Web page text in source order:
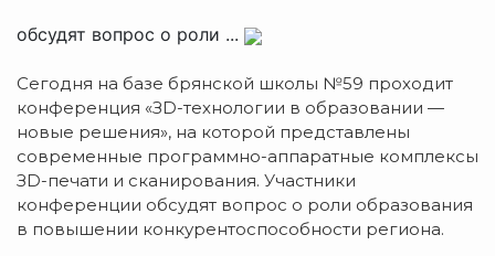
обсудят вопрос о роли ...
Сегодня на базе брянской школы №59 проходит
конференция «ЗD-технологии в образовании —
новые решения», на которой представлены
современные программно-аппаратные комплексы
ЗD-печати и сканирования. Участники
конференции обсудят вопрос о роли образования
в повышении конкурентоспособности региона.